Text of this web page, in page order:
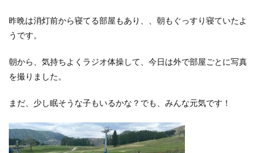
昨晩は消灯前から寝てる部屋もあり、、朝もぐっすり寝ていたよ
うです。
朝から、気持ちよくラジオ体操して、今日は外で部屋ごとに写真
を撮りました。
まだ、少し眠そうな子もいるかな？でも、みんな元気です！